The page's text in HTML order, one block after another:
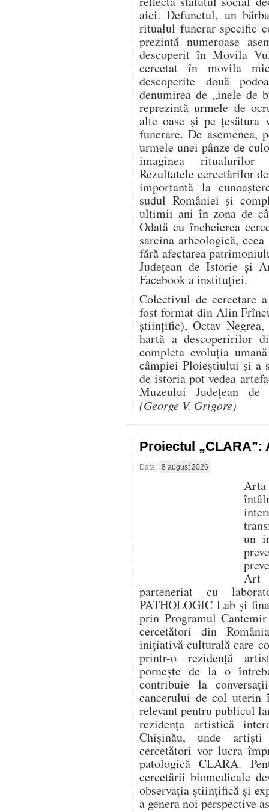
aici. Defunctul, un
ritualul funerar specific
prezintă numeroase
descoperit în Movila
cercetat în movila
descoperite două
denumirea de „inele de
reprezintă urmele de
alte oase și pe țesătura
funerare. De asemenea,
urmele unei pânze de
imaginea ritualurilor
Rezultatele cercetărilor
importantă la
sudul României și
ultimii ani în zona de
Odată cu încheierea
sarcina arheologică,
fără afectarea
Județean de Istorie și
Facebook a instituției.
Colectivul de
fost format din Alin
științific), Octav
hartă a descoperirilor
completa evoluția
câmpiei Ploieștiului și a
de istoria pot vedea
Muzeului Județean
(George V. Grigore)
Proiectul „CLARA”:
Data: 8 august 2026
un
Art
parteneriat cu
PATHOLOGIC Lab și
prin Programul
cercetători din
inițiativă culturală care
printr-o rezidență
pornește de la o
contribuie la
cancerului de col uterin
relevant pentru publicul
rezidența artistică
Chișinău, unde
cercetători vor lucra
patologică CLARA.
cercetării biomedicale
observația științifică și
a genera noi perspective